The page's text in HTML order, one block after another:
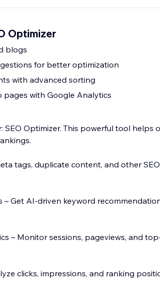
Optimizer
blogs
for better optimization
with advanced sorting
pages with Google Analytics
SEO Optimizer. This powerful tool helps
tags, duplicate content, and other
– Get AI-driven keyword
– Monitor sessions, pageviews, and
clicks, impressions, and ranking